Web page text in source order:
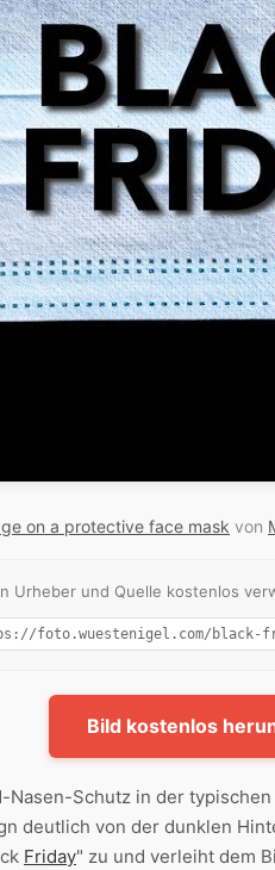
on a protective face mask von
Urheber und Quelle kostenlos
Bild kostenlos
Schutz in der
deutlich von der dunklen
Friday" zu und verleiht dem